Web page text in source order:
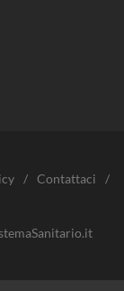
/ Contattaci
/